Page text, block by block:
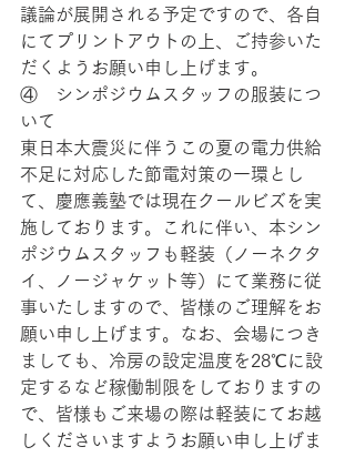
議論が展開される予定ですので、各自
にてプリントアウトの上、ご持参いた
だくようお願い申し上げます。
④　シンポジウムスタッフの服装につ
いて
東日本大震災に伴うこの夏の電力供給
不足に対応した節電対策の一環とし
て、慶應義塾では現在クールビズを実
施しております。これに伴い、本シン
ポジウムスタッフも軽装（ノーネクタ
イ、ノージャケット等）にて業務に従
事いたしますので、皆様のご理解をお
願い申し上げます。なお、会場につき
ましても、冷房の設定温度を28℃に設
定するなど稼働制限をしておりますの
で、皆様もご来場の際は軽装にてお越
しくださいますようお願い申し上げま